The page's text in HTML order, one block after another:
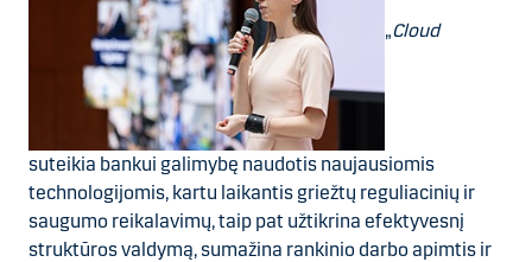
„Cloud
suteikia bankui galimybę naudotis naujausiomis
technologijomis, kartu laikantis griežtų reguliacinių ir
saugumo reikalavimų, taip pat užtikrina efektyvesnį
struktūros valdymą, sumažina rankinio darbo apimtis ir